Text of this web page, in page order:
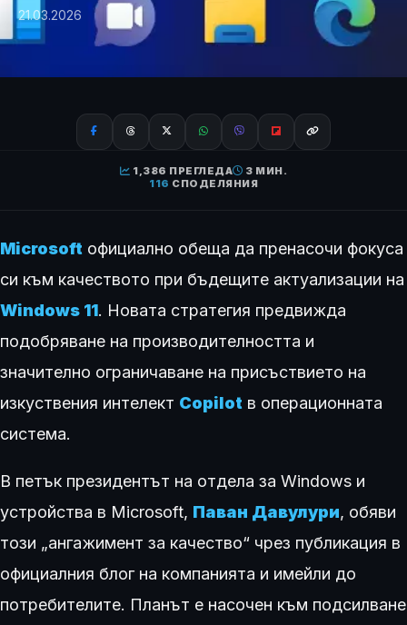
21.03.2026
1,386 ПРЕГЛЕДА
3 МИН.
116 СПОДЕЛЯНИЯ
Microsoft официално обеща да пренасочи фокуса
си към качеството при бъдещите актуализации на
Windows 11. Новата стратегия предвижда
подобряване на производителността и
значително ограничаване на присъствието на
изкуствения интелект Copilot в операционната
система.
В петък президентът на отдела за Windows и
устройства в Microsoft, Паван Давулури, обяви
този „ангажимент за качество“ чрез публикация в
официалния блог на компанията и имейли до
потребителите. Планът е насочен към подсилване